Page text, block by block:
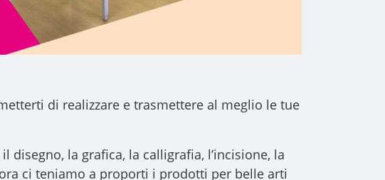
di realizzare e trasmettere al meglio le tue
la grafica, la calligrafia, l’incisione, la
ci teniamo a proporti i prodotti per belle arti